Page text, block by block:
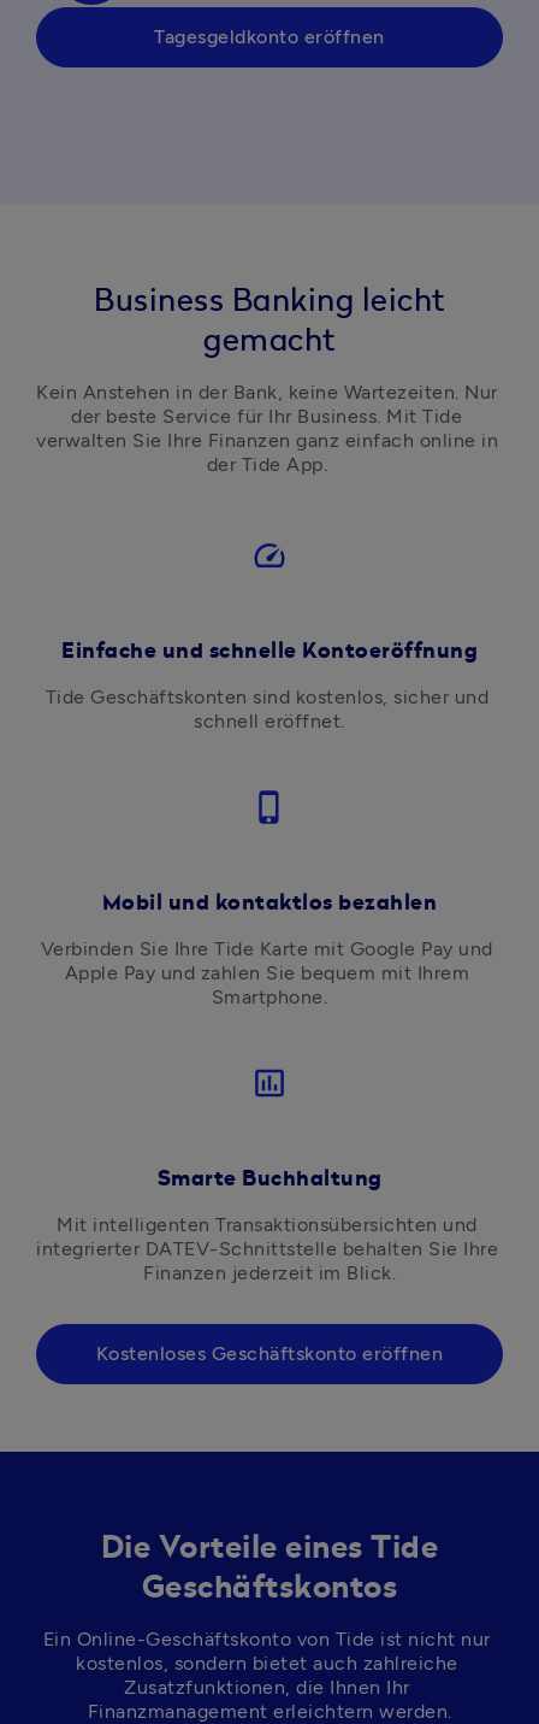
Tagesgeldkonto eröffnen
Business Banking leicht
gemacht
Kein Anstehen in der Bank, keine Wartezeiten. Nur
der beste Service für Ihr Business. Mit Tide
verwalten Sie Ihre Finanzen ganz einfach online in
der Tide App.
speed
Einfache und schnelle Kontoeröffnung
Tide Geschäftskonten sind kostenlos, sicher und
schnell eröffnet.
phone_iphone
Mobil und kontaktlos bezahlen
Verbinden Sie Ihre Tide Karte mit Google Pay und
Apple Pay und zahlen Sie bequem mit Ihrem
Smartphone.
insert_chart_outlined
Smarte Buchhaltung
Mit intelligenten Transaktionsübersichten und
integrierter DATEV-Schnittstelle behalten Sie Ihre
Finanzen jederzeit im Blick.
Kostenloses Geschäftskonto eröffnen
Die Vorteileeines Tide
Geschäftskontos
Ein Online-Geschäftskonto von Tide ist nicht nur
kostenlos, sondern bietet auch zahlreiche
Zusatzfunktionen, die Ihnen Ihr
Finanzmanagement erleichtern werden.